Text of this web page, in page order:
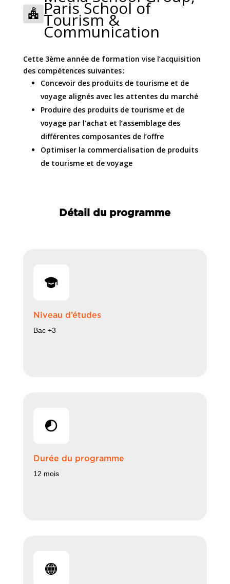
Paris School of
Tourism &
Communication
Cette 3ème année de formation vise l’acquisition
des compétences suivantes :
Concevoir des produits de tourisme et de
voyage alignés avec les attentes du marché
Produire des produits de tourisme et de
voyage par l’achat et l’assemblage des
différentes composantes de l’offre
Optimiser la commercialisation de produits
de tourisme et de voyage
Détail du programme
Niveau d’études
Bac +3
Durée du programme
12 mois